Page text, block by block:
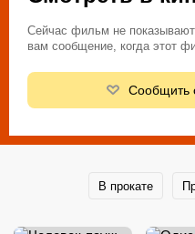
Сейчас фильм не
вам сообщение, когда этот
Сообщить
В прокате